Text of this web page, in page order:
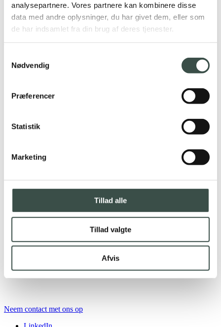
analysepartnere. Vores partnere kan kombinere disse
data med andre oplysninger, du har givet dem, eller som
de har indsamlet fra din brug af deres tjenester.
Nødvendig
Præferencer
Statistik
Marketing
Tillad alle
Tillad valgte
Afvis
Videncenter
Samarbejdspartnere
Contact
Zullen we samenwerken aan je volgende project?
Neem contact met ons op